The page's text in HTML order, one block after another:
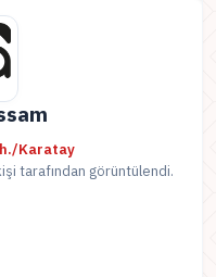
Karatay
tarafından görüntülendi.